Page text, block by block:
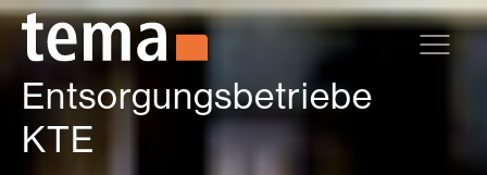
Zum Hauptinhalt springen
Entsorgungsbetriebe
KTE